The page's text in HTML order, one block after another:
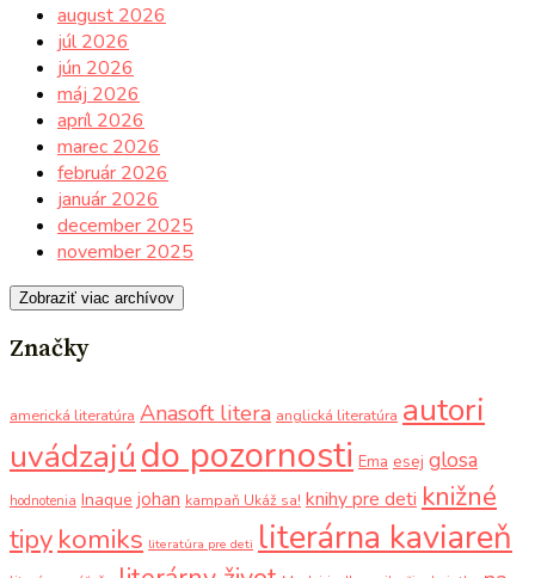
august 2026
júl 2026
jún 2026
máj 2026
apríl 2026
marec 2026
február 2026
január 2026
december 2025
november 2025
Zobraziť viac archívov
Značky
americká literatúra Anasoft litera anglická literatúra autori
uvádzajúdo pozornosti Ema esej glosa
hodnotenia Inaque johan kampaň Ukáž sa! knihy pre deti knižné
tipy komiks literatúra pre deti literárna kaviareň